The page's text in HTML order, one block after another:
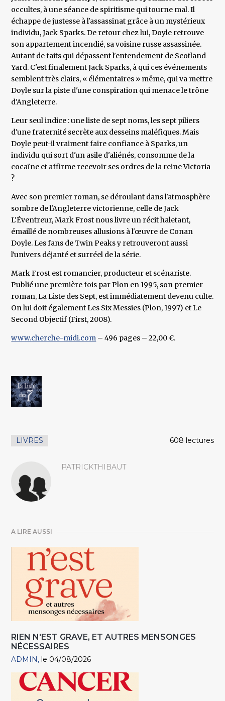
occultes, à une séance de spiritisme qui tourne mal. Il
échappe de justesse à l'assassinat grâce à un mystérieux
individu, Jack Sparks. De retour chez lui, Doyle retrouve
son appartement incendié, sa voisine russe assassinée.
Autant de faits qui dépassent l'entendement de Scotland
Yard. C'est finalement Jack Sparks, à qui ces événements
semblent très clairs, « élémentaires » même, qui va mettre
Doyle sur la piste d'une conspiration qui menace le trône
d'Angleterre.
Leur seul indice : une liste de sept noms, les sept piliers
d'une fraternité secrète aux desseins maléfiques. Mais
Doyle peut-il vraiment faire confiance à Sparks, un
individu qui sort d'un asile d'aliénés, consomme de la
cocaïne et affirme recevoir ses ordres de la reine Victoria
?
Avec son premier roman, se déroulant dans l'atmosphère
sombre de l'Angleterre victorienne, celle de Jack
L'Éventreur, Mark Frost nous livre un récit haletant,
émaillé de nombreuses allusions à l'œuvre de Conan
Doyle. Les fans de Twin Peaks y retrouveront aussi
l'univers déjanté et surréel de la série.
Mark Frost est romancier, producteur et scénariste.
Publié une première fois par Plon en 1995, son premier
roman, La Liste des Sept, est immédiatement devenu culte.
On lui doit également Les Six Messies (Plon, 1997) et Le
Second Objectif (First, 2008).
www.cherche-midi.com – 496 pages – 22,00 €.
LIVRES 608 lectures
PATRICKTHIBAUT
A LIRE AUSSI
RIEN N'EST GRAVE, ET AUTRES MENSONGES
NÉCESSAIRES
ADMIN le 04/08/2026